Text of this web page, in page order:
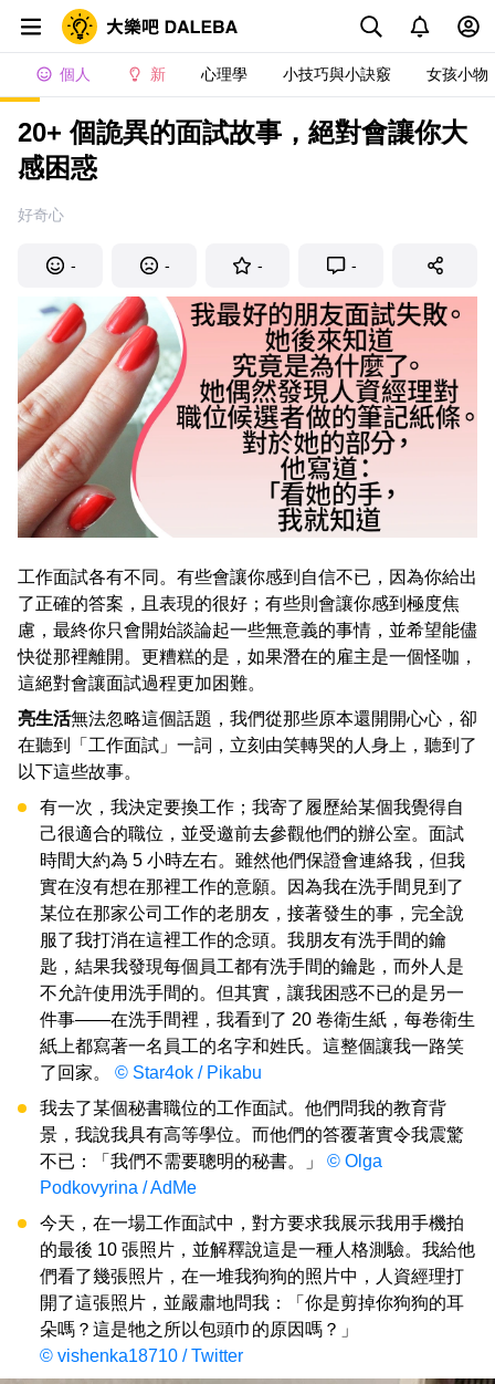
個人 新 心理學 小技巧與小訣竅 女孩小物
20+ 個詭異的面試故事，絕對會讓你大
感困惑
好奇心
- - - -
工作面試各有不同。有些會讓你感到自信不已，因為你給出
了正確的答案，且表現的很好；有些則會讓你感到極度焦
慮，最終你只會開始談論起一些無意義的事情，並希望能儘
快從那裡離開。更糟糕的是，如果潛在的雇主是一個怪咖，
這絕對會讓面試過程更加困難。
亮生活無法忽略這個話題，我們從那些原本還開開心心，卻
在聽到「工作面試」一詞，立刻由笑轉哭的人身上，聽到了
以下這些故事。
有一次，我決定要換工作；我寄了履歷給某個我覺得自
己很適合的職位，並受邀前去參觀他們的辦公室。面試
時間大約為 5 小時左右。雖然他們保證會連絡我，但我
實在沒有想在那裡工作的意願。因為我在洗手間見到了
某位在那家公司工作的老朋友，接著發生的事，完全說
服了我打消在這裡工作的念頭。我朋友有洗手間的鑰
匙，結果我發現每個員工都有洗手間的鑰匙，而外人是
不允許使用洗手間的。但其實，讓我困惑不已的是另一
件事——在洗手間裡，我看到了 20 卷衛生紙，每卷衛生
紙上都寫著一名員工的名字和姓氏。這整個讓我一路笑
了回家。 © Star4ok / Pikabu
我去了某個秘書職位的工作面試。他們問我的教育背
景，我說我具有高等學位。而他們的答覆著實令我震驚
不已：「我們不需要聰明的秘書。」 © Olga
Podkovyrina / AdMe
今天，在一場工作面試中，對方要求我展示我用手機拍
的最後 10 張照片，並解釋說這是一種人格測驗。我給他
們看了幾張照片，在一堆我狗狗的照片中，人資經理打
開了這張照片，並嚴肅地問我：「你是剪掉你狗狗的耳
朵嗎？這是牠之所以包頭巾的原因嗎？」
© vishenka18710 / Twitter